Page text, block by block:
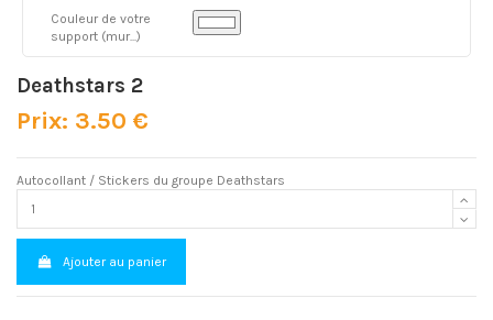
Couleur de votre
support (mur...)
Deathstars 2
Prix: 3.50 €
Autocollant / Stickers du groupe Deathstars
Ajouter au panier